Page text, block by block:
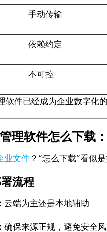
手动传输
依赖约定
不可控
软件已经成为企业数字化
理软件怎么下载
业文件？“怎么下载”看似
流程
云端为主还是本地辅助
确保来源正规，避免安全